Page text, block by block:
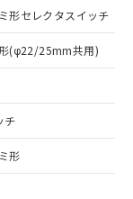
形セレクタスイッチ
(φ22/25mm共用)
チ
形